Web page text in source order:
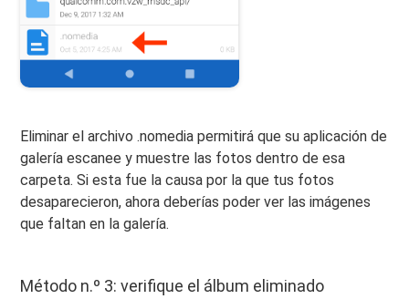
Eliminar el archivo .nomedia permitirá que su aplicación de
galería escanee y muestre las fotos dentro de esa
carpeta. Si esta fue la causa por la que tus fotos
desaparecieron, ahora deberías poder ver las imágenes
que faltan en la galería.
Método n.º 3: verifique el álbum eliminado